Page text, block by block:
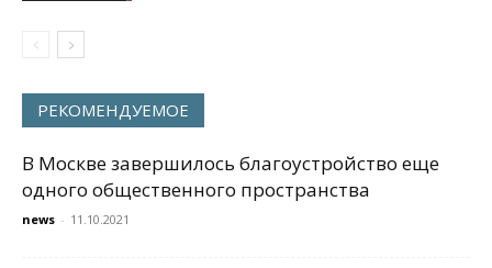
РЕКОМЕНДУЕМОЕ
В Москве завершилось благоустройство еще
одного общественного пространства
news - 11.10.2021